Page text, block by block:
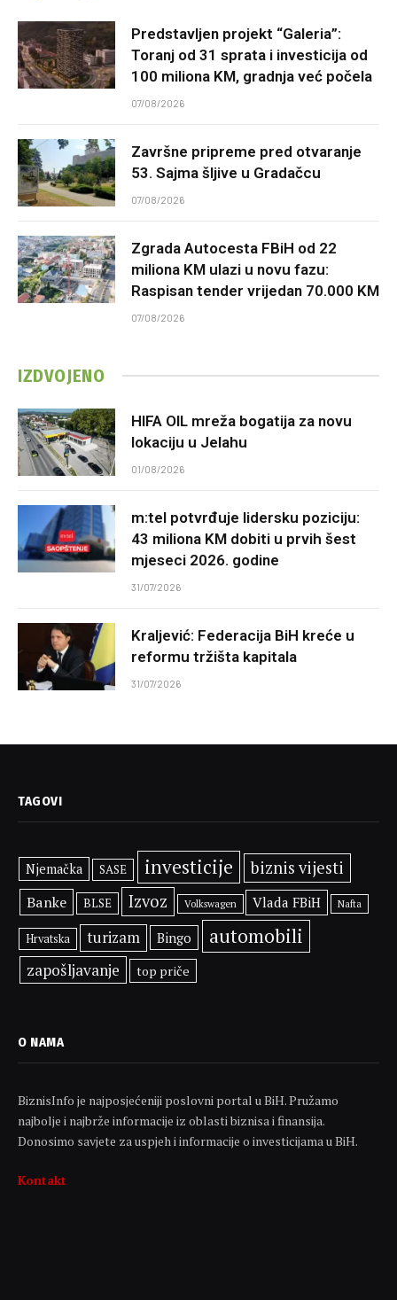
Predstavljen projekt “Galeria”:
Toranj od 31 sprata i investicija od
100 miliona KM, gradnja već počela
07/08/2026
Završne pripreme pred otvaranje
53. Sajma šljive u Gradačcu
07/08/2026
Zgrada Autocesta FBiH od 22
miliona KM ulazi u novu fazu:
Raspisan tender vrijedan 70.000 KM
07/08/2026
IZDVOJENO
HIFA OIL mreža bogatija za novu
lokaciju u Jelahu
01/08/2026
m:tel potvrđuje lidersku poziciju:
43 miliona KM dobiti u prvih šest
mjeseci 2026. godine
31/07/2026
Kraljević: Federacija BiH kreće u
reformu tržišta kapitala
31/07/2026
TAGOVI
Njemačka SASE investicije biznis vijesti
Banke BLSE Izvoz Volkswagen Vlada FBiH Nafta
Hrvatska turizam Bingo automobili
zapošljavanje top priče
O NAMA
BiznisInfo je najposjećeniji poslovni portal u BiH. Pružamo
najbolje i najbrže informacije iz oblasti biznisa i finansija.
Donosimo savjete za uspjeh i informacije o investicijama u BiH.
Kontakt